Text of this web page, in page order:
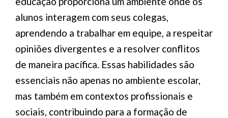
alunos interagem com seus colegas,
aprendendo a trabalhar em equipe, a respeitar
opiniões divergentes e a resolver conflitos
de maneira pacífica. Essas habilidades são
essenciais não apenas no ambiente escolar,
mas também em contextos profissionais e
sociais, contribuindo para a formação de